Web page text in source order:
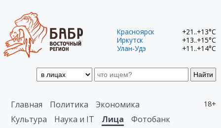
Найти
Красноярск
+21..+13°C
Иркутск
+13..+15°C
Улан-Удэ
+11..+14°C
18+
Главная Политика
Экономика
Культура
Наука и IT Лица
Фотобанк